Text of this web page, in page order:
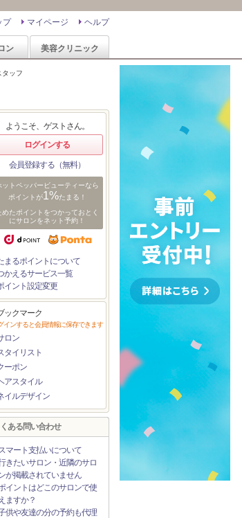
ヘルプ
マイページ
プ
ン 美容クリニック
タッフ
ようこそ、ゲストさん。
ログインする
会員登録する（無料）
ットペッパービューティーなら
ポイントが1%たまる！
めたポイントをつかっておとく
にサロンをネット予約！
まるポイントについて
かえるサービス一覧
イント設定変更
ックマーク
インすると会員情報に保存できます
ロン
タイリスト
ーポン
アスタイル
イルデザイン
ある問い合わせ
マート支払いについて
きたいサロン・近隣のサロ
が掲載されていません
イントはどこのサロンで使
えますか？
供や友達の分の予約も代理